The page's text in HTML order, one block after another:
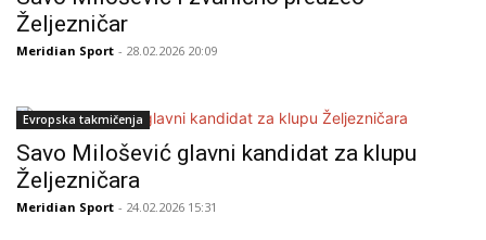
Željezničar
Meridian Sport - 28.02.2026 20:09
Evropska takmičenja
Savo Milošević glavni kandidat za klupu
Željezničara
Meridian Sport - 24.02.2026 15:31